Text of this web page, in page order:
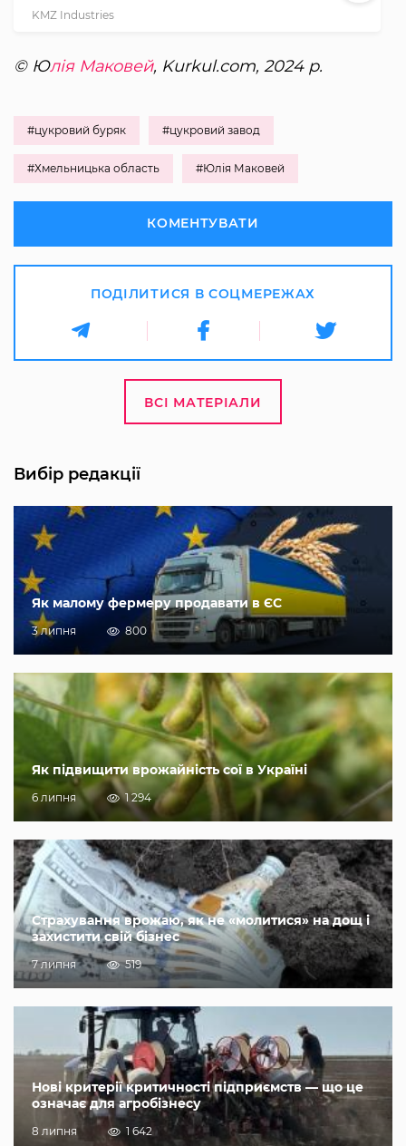
KMZ Industries
© Юлія Маковей, Kurkul.com, 2024 р.
#цукровий буряк #цукровий завод
#Хмельницька область #Юлія Маковей
КОМЕНТУВАТИ
ПОДІЛИТИСЯ В СОЦМЕРЕЖАХ
ВСІ МАТЕРІАЛИ
Вибір редакції
Як малому фермеру продавати в ЄС
3 липня 800
Як підвищити врожайність сої в Україні
6 липня 1 294
Страхування врожаю, як не «молитися» на дощ і
захистити свій бізнес
7 липня 519
Нові критерії критичності підприємств — що це
означає для агробізнесу
8 липня 1 642